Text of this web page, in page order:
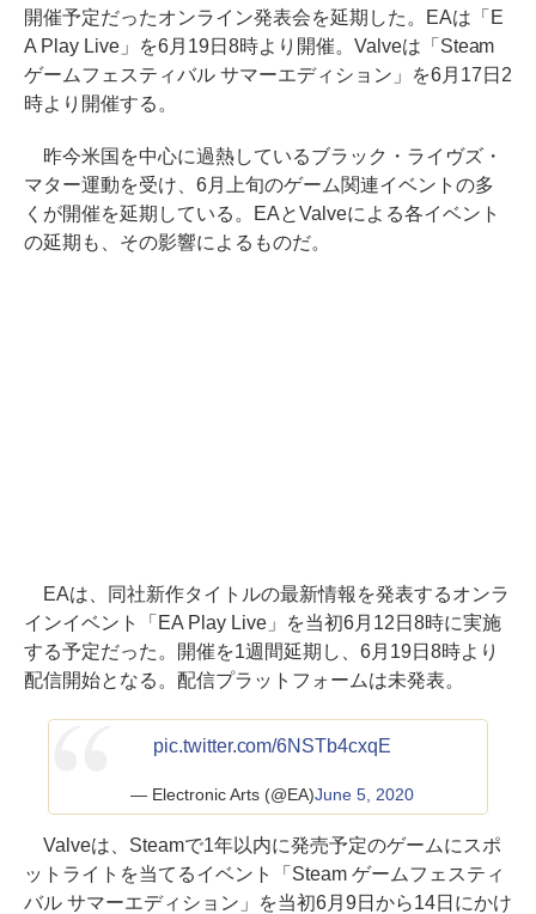
開催予定だったオンライン発表会を延期した。EAは「E
A Play Live」を6月19日8時より開催。Valveは「Steam
ゲームフェスティバル サマーエディション」を6月17日2
時より開催する。
昨今米国を中心に過熱しているブラック・ライヴズ・
マター運動を受け、6月上旬のゲーム関連イベントの多
くが開催を延期している。EAとValveによる各イベント
の延期も、その影響によるものだ。
EAは、同社新作タイトルの最新情報を発表するオンラ
インイベント「EA Play Live」を当初6月12日8時に実施
する予定だった。開催を1週間延期し、6月19日8時より
配信開始となる。配信プラットフォームは未発表。
pic.twitter.com/6NSTb4cxqE
— Electronic Arts (@EA)June 5, 2020
Valveは、Steamで1年以内に発売予定のゲームにスポ
ットライトを当てるイベント「Steam ゲームフェスティ
バル サマーエディション」を当初6月9日から14日にかけ